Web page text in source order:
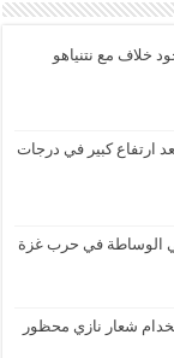
خلاف مع نتنياهو
ارتفاع كبير في درجات
في الوساطة في حرب غزة
شعار نازي محظور